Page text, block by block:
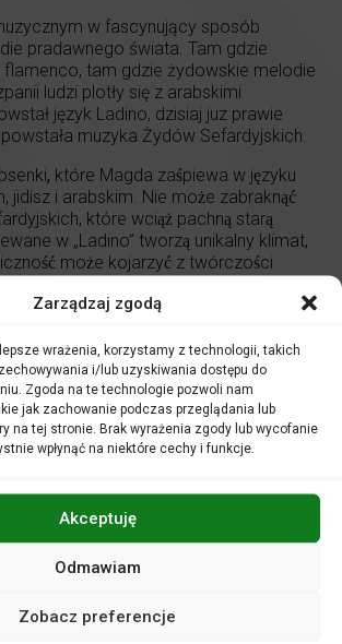
Zarządzaj zgodą
wrażenia, korzystamy z technologii, takich
i/lub uzyskiwania dostępu do
Zgoda na te technologie pozwoli nam
jak zachowanie podczas przeglądania lub
na tej stronie. Brak wyrażenia zgody lub wycofanie
wpłynąć na niektóre cechy i funkcje.
Akceptuję
Odmawiam
Zobacz preferencje
w fascynujący sposób
pradawnego świata. Tam gdzie
tam gdzie żydowskie melodie
ludzi plotły się z arabskimi
język Ladino, dzisiaj juz prawie
muzyka Żydów Sefardyjskich.
, które Magda zaśpiewa w języku
jidisz i arabskim. Nie może zabraknąć
które wciąż pachną starą
w „Ladino” tworzą unikalny klimat,
może kojarzyć z twórczości
– śpiew, taniec
– kontrabas
perkusyjne
gitara flamenco
– skrzypce
producentka muzyczna, trenerka
po całym świecie, czerpie z